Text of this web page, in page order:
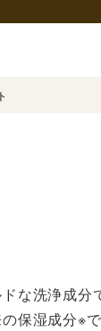
な洗浄成分
保湿成分※